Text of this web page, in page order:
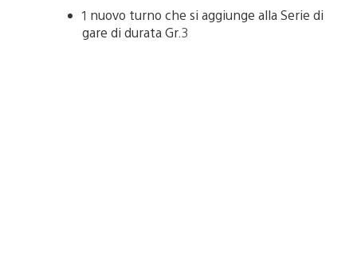
1 nuovo turno che si aggiunge alla Serie di
gare di durata Gr.3